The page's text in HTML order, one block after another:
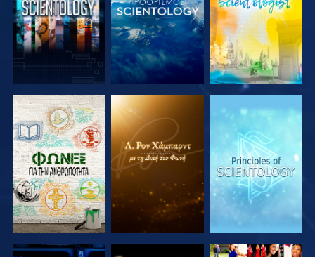
ΕΞΕΡΕΥΝΗΣΤΕ
ΤΗ ΣΕΙΡΑ
ΕΞΕΡΕΥΝΗΣΤΕ
ΤΗ ΣΕΙΡΑ
ΕΞΕΡΕΥΝΗΣΤΕ
ΤΗ ΣΕΙΡΑ